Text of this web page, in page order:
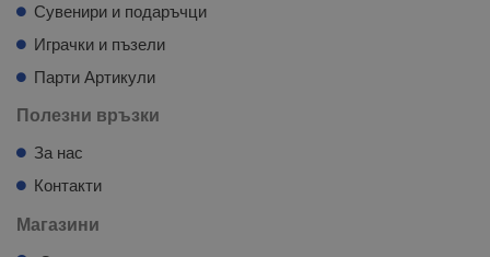
Сувенири и подаръчци
Играчки и пъзели
Парти Артикули
Полезни връзки
За нас
Контакти
Магазини